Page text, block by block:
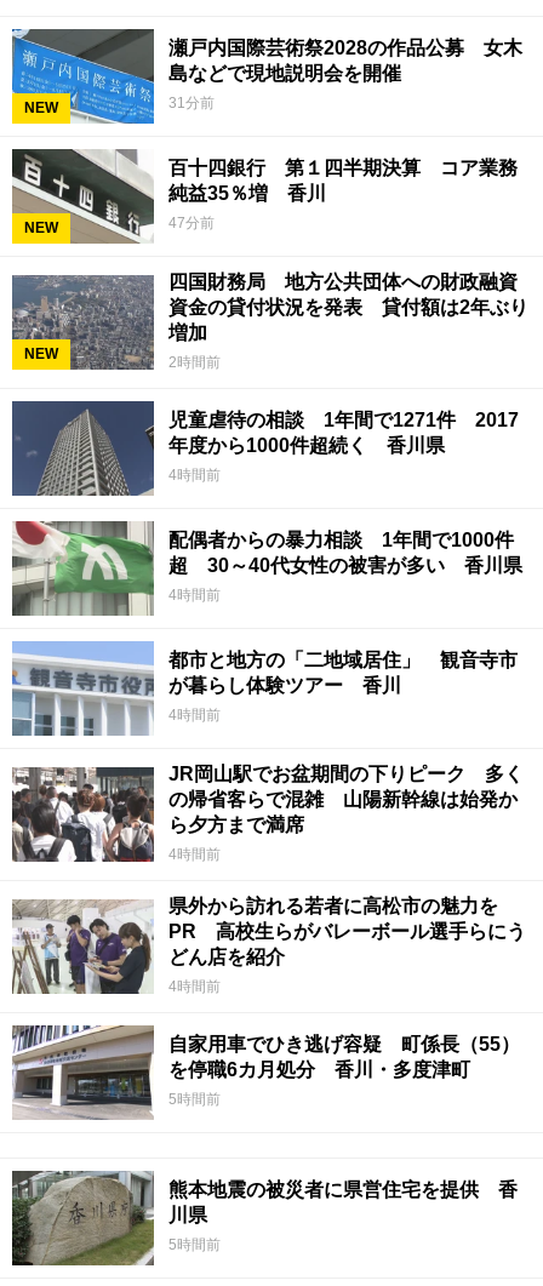
NEW
瀬戸内国際芸術祭2028の作品公募 女木
島などで現地説明会を開催
31分前
NEW
百十四銀行 第１四半期決算 コア業務
純益35％増 香川
47分前
NEW
四国財務局 地方公共団体への財政融資
資金の貸付状況を発表 貸付額は2年ぶり
増加
2時間前
児童虐待の相談 1年間で1271件 2017
年度から1000件超続く 香川県
4時間前
配偶者からの暴力相談 1年間で1000件
超 30～40代女性の被害が多い 香川県
4時間前
都市と地方の「二地域居住」 観音寺市
が暮らし体験ツアー 香川
4時間前
JR岡山駅でお盆期間の下りピーク 多く
の帰省客らで混雑 山陽新幹線は始発か
ら夕方まで満席
4時間前
県外から訪れる若者に高松市の魅力を
PR 高校生らがバレーボール選手らにう
どん店を紹介
4時間前
自家用車でひき逃げ容疑 町係長（55）
を停職6カ月処分 香川・多度津町
5時間前
熊本地震の被災者に県営住宅を提供 香
川県
5時間前